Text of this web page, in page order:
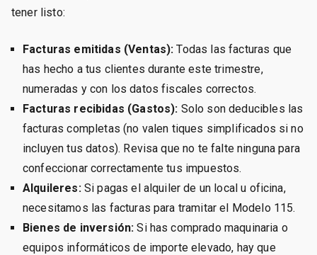
tener listo:
Facturas emitidas (Ventas): Todas las facturas que
has hecho a tus clientes durante este trimestre,
numeradas y con los datos fiscales correctos.
Facturas recibidas (Gastos): Solo son deducibles las
facturas completas (no valen tiques simplificados si no
incluyen tus datos). Revisa que no te falte ninguna para
confeccionar correctamente tus impuestos.
Alquileres:Si pagas el alquiler de un local u oficina,
necesitamos las facturas para tramitar el Modelo 115.
Bienes de inversión: Si has comprado maquinaria o
equipos informáticos de importe elevado, hay que